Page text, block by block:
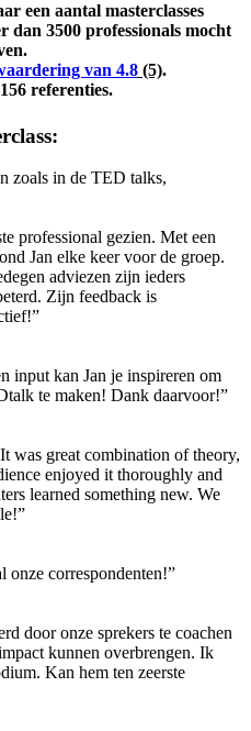
een aantal masterclasses
3500 professionals mocht
van 4.8(5).
referenties.​
professional gezien. Met een
Jan elke keer voor de groep.
adviezen zijn ieders
Zijn feedback is
input kan Jan je inspireren om
te maken! Dank daarvoor!”
was great combination of theory,
enjoyed it thoroughly and
learned something new. We
onze correspondenten!”
door onze sprekers te coachen
kunnen overbrengen. Ik
Kan hem ten zeerste